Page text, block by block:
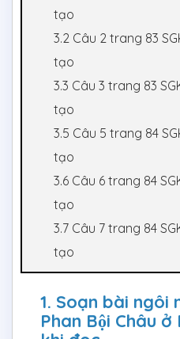
tạo
3.2 Câu 2 trang 83
tạo
3.3 Câu 3 trang 83
tạo
3.5 Câu 5 trang 84
tạo
3.6 Câu 6 trang 84
tạo
3.7 Câu 7 trang 84
tạo
1. Soạn bài ngôi
Phan Bội Châu